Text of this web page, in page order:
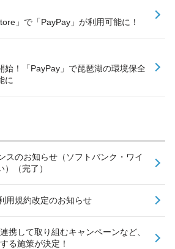
」で「PayPay」が利用可能に！
始！「PayPay」で琵琶湖の環境保全
に
スのお知らせ（ソフトバンク・ワイ
（完了）
用規約改定のお知らせ
携して取り組むキャンペーンなど、
る施策が決定！